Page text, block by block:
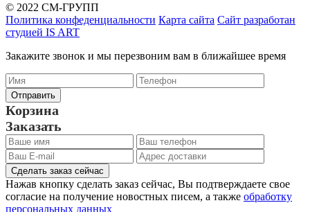
© 2022 СМ-ГРУПП
Политика конфеденциальности Карта сайта Сайт разработан
студией IS ART
Закажите звонок и мы перезвоним вам в ближайшее время
Корзина
Заказать
Сделать заказ сейчас
Нажав кнопку сделать заказ сейчас, Вы подтверждаете свое
согласие на получение новостных писем, а также обработку
персональных данных